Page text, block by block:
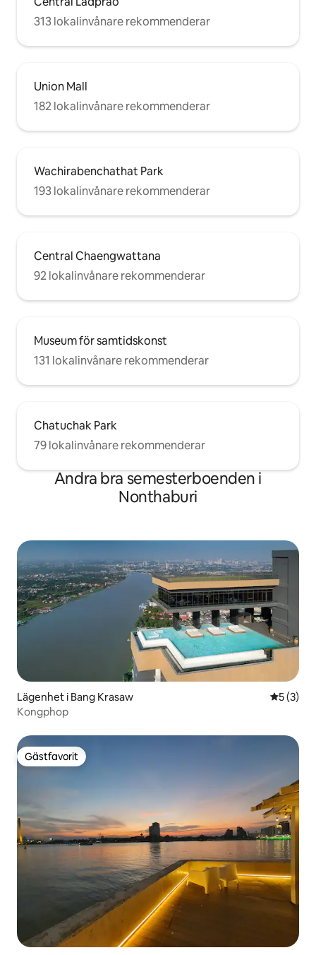
313 lokalinvånare rekommenderar
Union Mall
182 lokalinvånare rekommenderar
Wachirabenchathat Park
193 lokalinvånare rekommenderar
Central Chaengwattana
92 lokalinvånare rekommenderar
Museum för samtidskonst
131 lokalinvånare rekommenderar
Chatuchak Park
79 lokalinvånare rekommenderar
Andra bra semesterboenden i
Nonthaburi
Lägenhet i Bang Krasaw 5 av 5 i
5 (3)
Kongphop
Gästfavorit
Gästfavorit